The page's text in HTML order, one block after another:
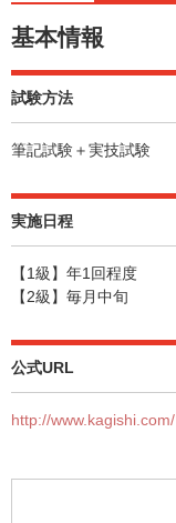
基本情報
試験方法
筆記試験＋実技試験
実施日程
【1級】年1回程度
【2級】毎月中旬
公式URL
http://www.kagishi.com/